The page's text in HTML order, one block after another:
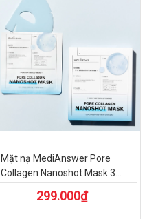
Mặt nạ MediAnswer Pore
Collagen Nanoshot Mask 3...
299.000₫